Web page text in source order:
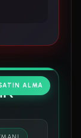
ALMA